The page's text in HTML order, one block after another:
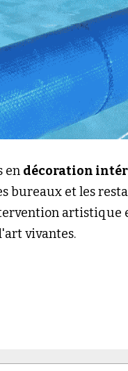
en décoration
bureaux et les
artistique
vivantes.